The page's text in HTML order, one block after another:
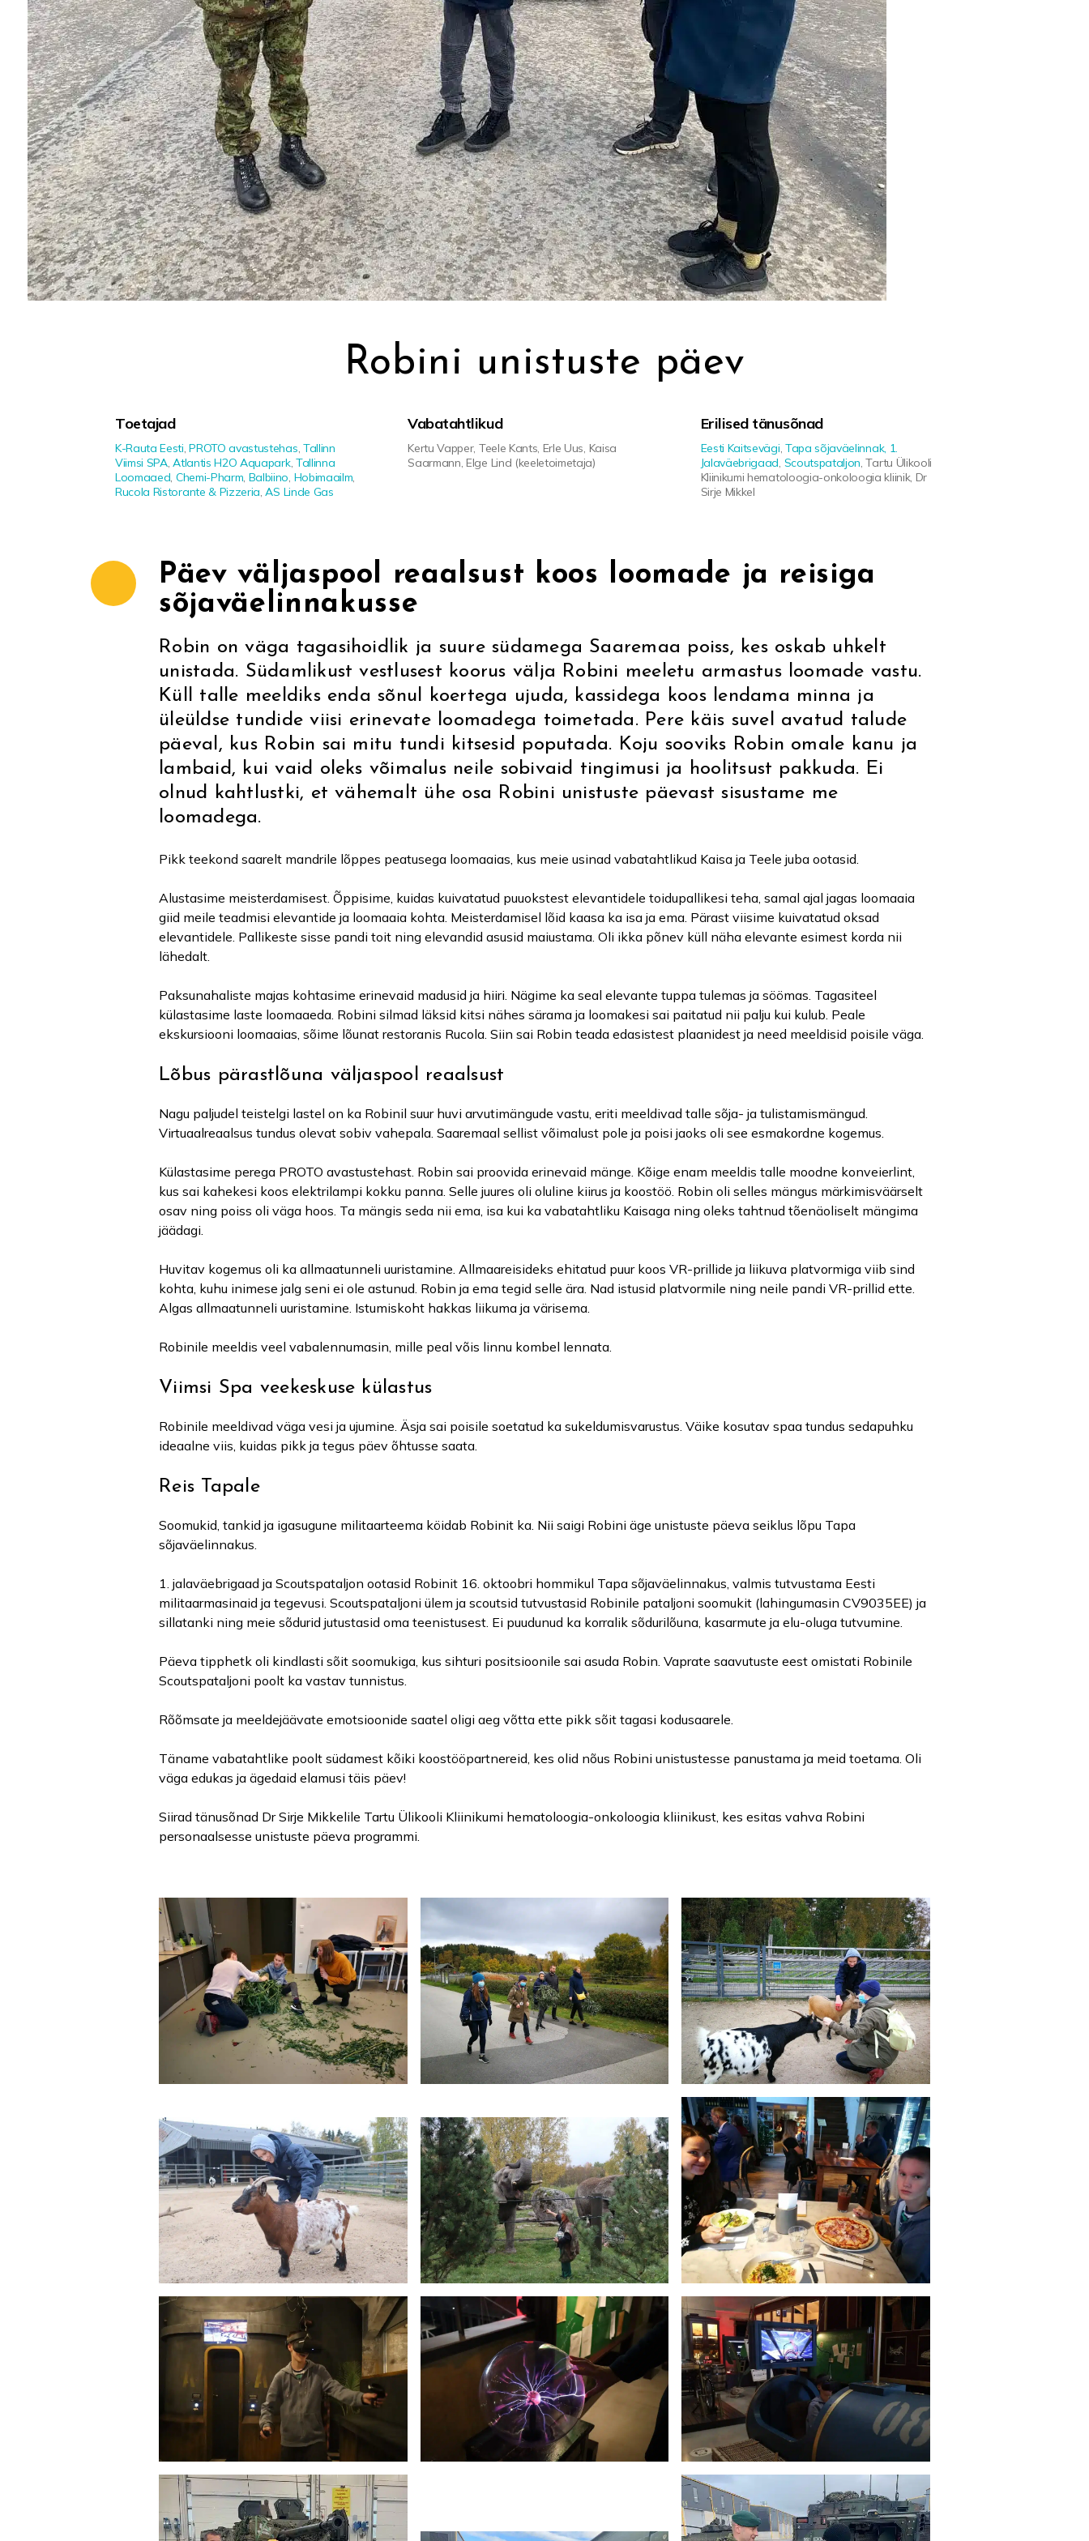
Robini unistuste päev
Toetajad
K-Rauta Eesti,PROTO avastustehas, Tallinn
Viimsi SPA,Atlantis H2O Aquapark, Tallinna
Loomaaed, Chemi-Pharm, Balbiino, Hobimaailm,
Rucola Ristorante & Pizzeria,AS Linde Gas
Vabatahtlikud
Kertu Vapper, Teele Kants, Erle Uus, Kaisa
Saarmann, Elge Lind (keeletoimetaja)
Erilised tänusõnad
Eesti Kaitsevägi, Tapa sõjaväelinnak, 1.
Jalaväebrigaad, Scoutspataljon, Tartu Ülikooli
Kliinikumi hematoloogia-onkoloogia kliinik, Dr
Sirje Mikkel
Päev väljaspool reaalsust koos loomade ja reisiga
sõjaväelinnakusse
Robin on väga tagasihoidlik ja suure südamega Saaremaa poiss, kes oskab uhkelt
unistada. Südamlikust vestlusest koorus välja Robini meeletu armastus loomade vastu.
Küll talle meeldiks enda sõnul koertega ujuda, kassidega koos lendama minna ja
üleüldse tundide viisi erinevate loomadega toimetada. Pere käis suvel avatud talude
päeval, kus Robin sai mitu tundi kitsesid poputada. Koju sooviks Robin omale kanu ja
lambaid, kui vaid oleks võimalus neile sobivaid tingimusi ja hoolitsust pakkuda. Ei
olnud kahtlustki, et vähemalt ühe osa Robini unistuste päevast sisustame me
loomadega.
Pikk teekond saarelt mandrile lõppes peatusega loomaaias, kus meie usinad vabatahtlikud Kaisa ja Teele juba ootasid.
Alustasime meisterdamisest. Õppisime, kuidas kuivatatud puuokstest elevantidele toidupallikesi teha, samal ajal jagas loomaaia
giid meile teadmisi elevantide ja loomaaia kohta. Meisterdamisel lõid kaasa ka isa ja ema. Pärast viisime kuivatatud oksad
elevantidele. Pallikeste sisse pandi toit ning elevandid asusid maiustama. Oli ikka põnev küll näha elevante esimest korda nii
lähedalt.
Paksunahaliste majas kohtasime erinevaid madusid ja hiiri. Nägime ka seal elevante tuppa tulemas ja söömas. Tagasiteel
külastasime laste loomaaeda. Robini silmad läksid kitsi nähes särama ja loomakesi sai paitatud nii palju kui kulub. Peale
ekskursiooni loomaaias, sõime lõunat restoranis Rucola. Siin sai Robin teada edasistest plaanidest ja need meeldisid poisile väga.
Lõbus pärastlõuna väljaspool reaalsust
Nagu paljudel teistelgi lastel on ka Robinil suur huvi arvutimängude vastu, eriti meeldivad talle sõja- ja tulistamismängud.
Virtuaalreaalsus tundus olevat sobiv vahepala. Saaremaal sellist võimalust pole ja poisi jaoks oli see esmakordne kogemus.
Külastasime perega PROTO avastustehast. Robin sai proovida erinevaid mänge. Kõige enam meeldis talle moodne konveierlint,
kus sai kahekesi koos elektrilampi kokku panna. Selle juures oli oluline kiirus ja koostöö. Robin oli selles mängus märkimisväärselt
osav ning poiss oli väga hoos. Ta mängis seda nii ema, isa kui ka vabatahtliku Kaisaga ning oleks tahtnud tõenäoliselt mängima
jäädagi.
Huvitav kogemus oli ka allmaatunneli uuristamine. Allmaareisideks ehitatud puur koos VR-prillide ja liikuva platvormiga viib sind
kohta, kuhu inimese jalg seni ei ole astunud. Robin ja ema tegid selle ära. Nad istusid platvormile ning neile pandi VR-prillid ette.
Algas allmaatunneli uuristamine. Istumiskoht hakkas liikuma ja värisema.
Robinile meeldis veel vabalennumasin, mille peal võis linnu kombel lennata.
Viimsi Spa veekeskuse külastus
Robinile meeldivad väga vesi ja ujumine. Äsja sai poisile soetatud ka sukeldumisvarustus. Väike kosutav spaa tundus sedapuhku
ideaalne viis, kuidas pikk ja tegus päev õhtusse saata.
Reis Tapale
Soomukid, tankid ja igasugune militaarteema köidab Robinit ka. Nii saigi Robini äge unistuste päeva seiklus lõpu Tapa
sõjaväelinnakus.
1. jalaväebrigaad ja Scoutspataljon ootasid Robinit 16. oktoobri hommikul Tapa sõjaväelinnakus, valmis tutvustama Eesti
militaarmasinaid ja tegevusi. Scoutspataljoni ülem ja scoutsid tutvustasid Robinile pataljoni soomukit (lahingumasin CV9035EE) ja
sillatanki ning meie sõdurid jutustasid oma teenistusest. Ei puudunud ka korralik sõdurilõuna, kasarmute ja elu-oluga tutvumine.
Päeva tipphetk oli kindlasti sõit soomukiga, kus sihturi positsioonile sai asuda Robin. Vaprate saavutuste eest omistati Robinile
Scoutspataljoni poolt ka vastav tunnistus.
Rõõmsate ja meeldejäävate emotsioonide saatel oligi aeg võtta ette pikk sõit tagasi kodusaarele.
Täname vabatahtlike poolt südamest kõiki koostööpartnereid, kes olid nõus Robini unistustesse panustama ja meid toetama. Oli
väga edukas ja ägedaid elamusi täis päev!
Siirad tänusõnad Dr Sirje Mikkelile Tartu Ülikooli Kliinikumi hematoloogia-onkoloogia kliinikust, kes esitas vahva Robini
personaalsesse unistuste päeva programmi.